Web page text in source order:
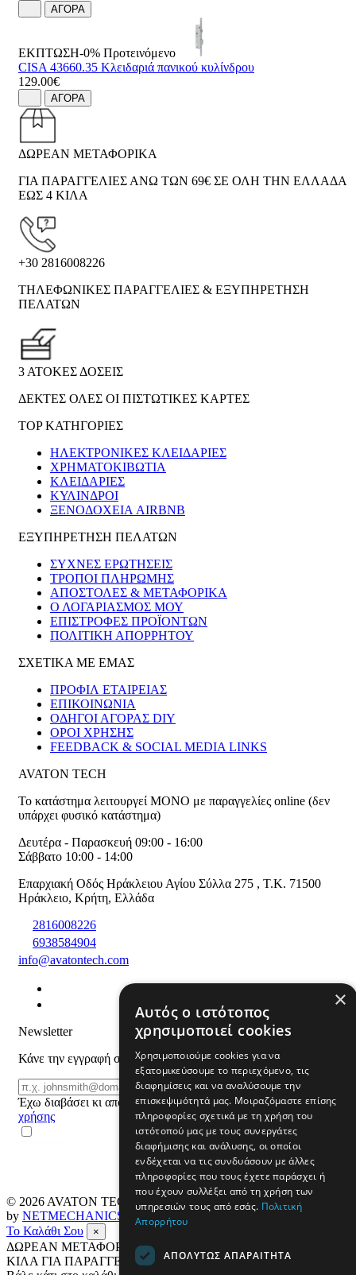
ΑΓΟΡΑ
ΕΚΠΤΩΣΗ-0% Προτεινόμενο
CISA 43660.35 Κλειδαριά πανικού κυλίνδρου
129.00€
ΑΓΟΡΑ
ΔΩΡΕΑΝ ΜΕΤΑΦΟΡΙΚΑ
ΓΙΑ ΠΑΡΑΓΓΕΛΙΕΣ ΑΝΩ ΤΩΝ 69€ ΣΕ ΟΛΗ ΤΗΝ ΕΛΛΑΔΑ
ΕΩΣ 4 ΚΙΛΑ
+30 2816008226
ΤΗΛΕΦΩΝΙΚΕΣ ΠΑΡΑΓΓΕΛΙΕΣ & ΕΞΥΠΗΡΕΤΗΣΗ
ΠΕΛΑΤΩΝ
3 ΑΤΟΚΕΣ ΔΟΣΕΙΣ
ΔΕΚΤΕΣ ΟΛΕΣ ΟΙ ΠΙΣΤΩΤΙΚΕΣ ΚΑΡΤΕΣ
TOP ΚΑΤΗΓΟΡΙΕΣ
ΗΛΕΚΤΡΟΝΙΚΈΣ ΚΛΕΙΔΑΡΙΈΣ
ΧΡΗΜΑΤΟΚΙΒΏΤΙΑ
ΚΛΕΙΔΑΡΙΈΣ
ΚΎΛΙΝΔΡΟΙ
ΞΕΝΟΔΟΧΕΊΑ AIRBNB
ΕΞΥΠΗΡΕΤΗΣΗ ΠΕΛΑΤΩΝ
ΣΥΧΝΕΣ ΕΡΩΤΗΣΕΙΣ
ΤΡΟΠΟΙ ΠΛΗΡΩΜΗΣ
ΑΠΟΣΤΟΛΕΣ & ΜΕΤΑΦΟΡΙΚΑ
Ο ΛΟΓΑΡΙΑΣΜΟΣ ΜΟΥ
ΕΠΙΣΤΡΟΦΕΣ ΠΡΟΪΟΝΤΩΝ
ΠΟΛΙΤΙΚΗ ΑΠΟΡΡΗΤΟΥ
ΣΧΕΤΙΚΑ ΜΕ ΕΜΑΣ
ΠΡΟΦΙΛ ΕΤΑΙΡΕΙΑΣ
ΕΠΙΚΟΙΝΩΝΙΑ
ΟΔΗΓΟΙ ΑΓΟΡΑΣ DIY
ΟΡΟΙ ΧΡΗΣΗΣ
FEEDBACK & SOCIAL MEDIA LINKS
AVATON TECH
Το κατάστημα λειτουργεί ΜΟΝΟ με παραγγελίες online (δεν
υπάρχει φυσικό κατάστημα)
Δευτέρα - Παρασκευή 09:00 - 16:00
Σάββατο 10:00 - 14:00
Επαρχιακή Οδός Ηράκλειου Αγίου Σύλλα 275 , T.K. 71500
Ηράκλειο, Κρήτη, Ελλάδα
2816008226
6938584904
info@avatontech.com
Newsletter
Κάνε την εγγραφή σου και μάθε για προϊόντα και προσφορές
Email
ΕΓΓΡΑΦΗ
Έχω διαβάσει κι αποδέχομαι τουςόρους
χρήσης
© 2026 AVATON TECH
All rights reserved Designed & developed
by NETMECHANICS
Το Καλάθι Σου
×
ΔΩΡΕΑΝ ΜΕΤΑΦΟΡΙΚΑ ΣΕ ΟΛΗ ΤΗΝ ΕΛΛΑΔΑ ΕΩΣ 4
ΚΙΛΑ ΓΙΑ ΠΑΡΑΓΓΕΛΙΕΣ ΑΝΩ ΤΩΝ 69€
×
Αυτός ο ιστότοπος
χρησιμοποιεί cookies
Χρησιμοποιούμε cookies για να
εξατομικεύσουμε το περιεχόμενο, τις
διαφημίσεις και να αναλύσουμε την
επισκεψιμότητά μας. Μοιραζόμαστε επίσης
πληροφορίες σχετικά με τη χρήση του
ιστότοπού μας με τους συνεργάτες
διαφήμισης και ανάλυσης, οι οποίοι
ενδέχεται να τις συνδυάσουν με άλλες
πληροφορίες που τους έχετε παράσχει ή
που έχουν συλλέξει από τη χρήση των
υπηρεσιών τους από εσάς. Πολιτική
Απορρήτου
ΑΠΟΛΎΤΩΣ ΑΠΑΡΑΊΤΗΤΑ